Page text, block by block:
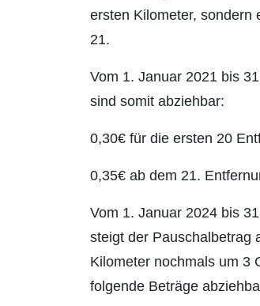
ersten Kilometer, sondern
21.
Vom 1. Januar 2021 bis
sind somit abziehbar:
0,30€ für die ersten 20
0,35€ ab dem 21.
Vom 1. Januar 2024 bis
steigt der Pauschalbetrag
Kilometer nochmals um 3
folgende Beträge